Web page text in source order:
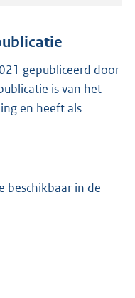
n
s
g
r
o
:
gepubliceerd door
is van het
en heeft als
beschikbaar in de